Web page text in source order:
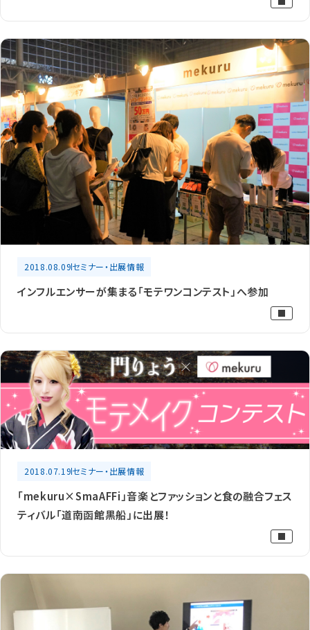
2018.08.09セミナー・出展情報
インフルエンサーが集まる「モテワンコンテスト」へ参加
2018.07.19セミナー・出展情報
「mekuru×SmaAFFi」音楽とファッションと食の融合フェス
ティバル「道南函館黒船」に出展！